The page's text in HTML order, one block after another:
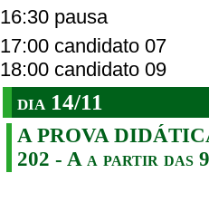
16:30 pausa
17:00 candidato 07
18:00 candidato 09
dia 14/11
A PROVA
202 - A a partir das